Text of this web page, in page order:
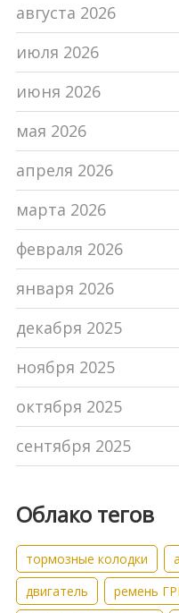
августа 2026
июля 2026
июня 2026
мая 2026
апреля 2026
марта 2026
февраля 2026
января 2026
декабря 2025
ноября 2025
октября 2025
сентября 2025
Облако тегов
тормозные колодки
двигатель
ремень